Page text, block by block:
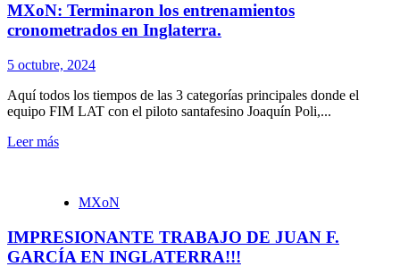
MXoN: Terminaron los entrenamientos
cronometrados en Inglaterra.
5 octubre, 2024
Aquí todos los tiempos de las 3 categorías principales donde el
equipo FIM LAT con el piloto santafesino Joaquín Poli,...
Leer más
MXoN
IMPRESIONANTE TRABAJO DE JUAN F.
GARCÍA EN INGLATERRA!!!